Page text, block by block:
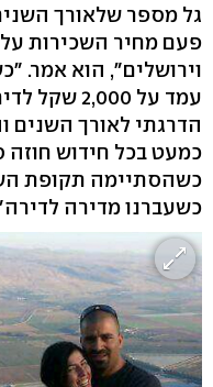
גל מספר שלאורך
פעם מחיר השכירות
וירושלים", הוא אמר.
הדרגתי לאורך השנים
כמעט בכל חידוש
כשהסתיימה תקופת
כשעברנו מדירה